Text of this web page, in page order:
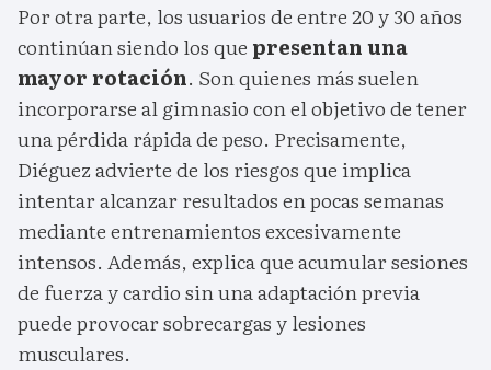
Por otra parte, los usuarios de entre 20 y 30 años
continúan siendo los que presentan una
mayor rotación. Son quienes más suelen
incorporarse al gimnasio con el objetivo de tener
una pérdida rápida de peso. Precisamente,
Diéguez advierte de los riesgos que implica
intentar alcanzar resultados en pocas semanas
mediante entrenamientos excesivamente
intensos. Además, explica que acumular sesiones
de fuerza y cardio sin una adaptación previa
puede provocar sobrecargas y lesiones
musculares.